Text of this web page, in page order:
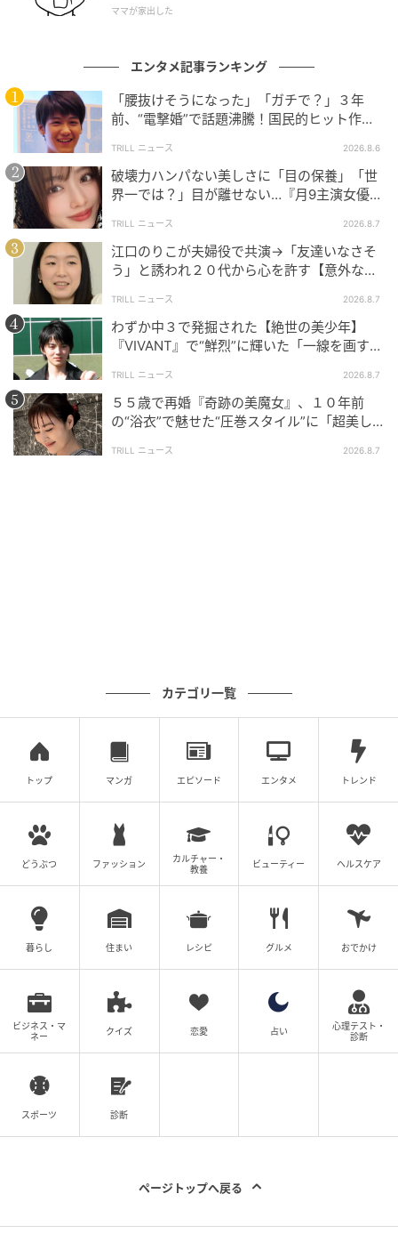
ママが家出した
エンタメ記事ランキング
「腰抜けそうになった」「ガチで？」３年
前、“電撃婚”で話題沸騰！国民的ヒット作
TRILL ニュース 2026.8.6
破壊力ハンパない美しさに「目の保養」「世
界一では？」目が離せない…『月9主演女優
TRILL ニュース 2026.8.7
江口のりこが夫婦役で共演→「友達いなさそ
う」と誘われ２０代から心を許す【意外な親
TRILL ニュース 2026.8.7
わずか中３で発掘された【絶世の美少年】
『VIVANT』で“鮮烈”に輝いた「一線を画す」
TRILL ニュース 2026.8.7
５５歳で再婚『奇跡の美魔女』、１０年前
の“浴衣”で魅せた“圧巻スタイル”に「超美し
TRILL ニュース 2026.8.7
カテゴリ一覧
トップ マンガ エピソード エンタメ トレンド
どうぶつ ファッション
カルチャー・
教養
ビューティー ヘルスケア
暮らし 住まい レシピ グルメ おでかけ
ビジネス・マ
ネー
クイズ 恋愛 占い
心理テスト・
診断
スポーツ 診断
ページトップへ戻る